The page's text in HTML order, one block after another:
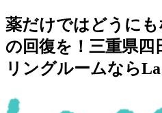
薬だけではどうに
の回復を！三重県四
リングルームなら